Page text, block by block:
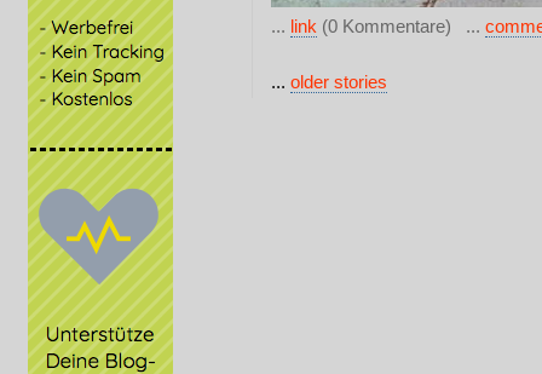
... link (0 Kommentare) ...
... older stories